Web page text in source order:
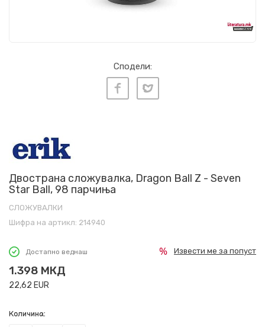
Сподели:
Двострана сложувалка, Dragon Ball Z - Seven
Star Ball, 98 парчиња
СЛОЖУВАЛКИ
Шифра на артикл: 214940
Достапно веднаш
1.398 МКД
22,62 EUR
Извести ме за попуст
Количина: